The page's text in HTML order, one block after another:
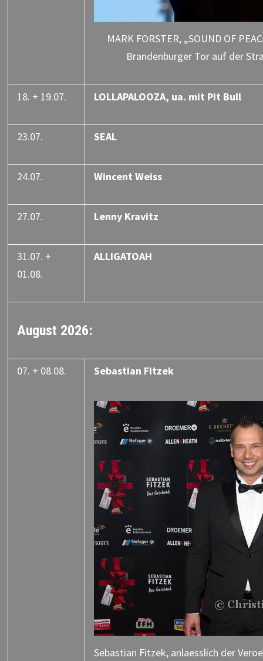
MARK FORSTER, „SOUND OF
Brandenburger Tor auf der
18. + 19.07. LOLLAPALOOZA, ua. mit Pit Bull
23.07. SEAL
24.07. Wincent Weiss
27.07. Lenny Kravitz
31.07. +
01.08.
ALLIGATOAH
August 2026:
07. + 08.08. Sebastian Fitzek
Sebastian Fitzek, anlaesslich der